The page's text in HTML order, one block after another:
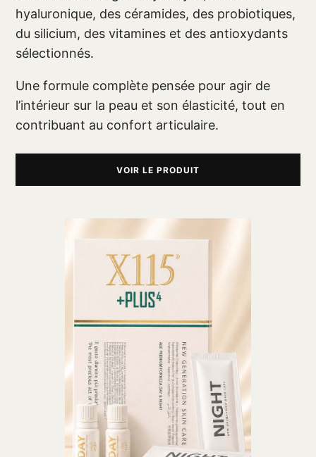
hyaluronique, des céramides, des probiotiques,
du silicium, des vitamines et des antioxydants
sélectionnés.
Une formule complète pensée pour agir de
l’intérieur sur la peau et son élasticité, tout en
contribuant au confort articulaire.
VOIR LE PRODUIT